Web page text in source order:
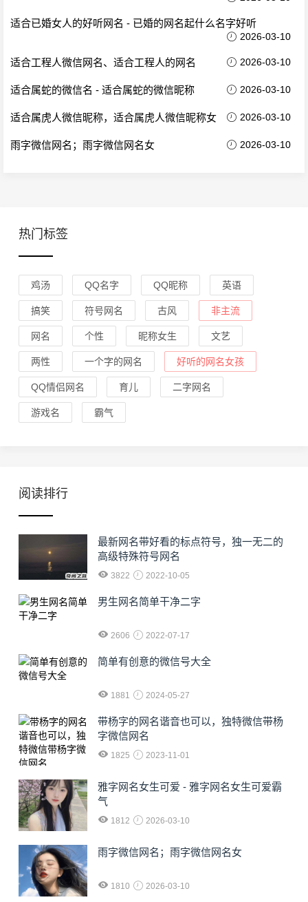
适合已婚女人的好听网名 - 已婚的网名起什么名字好听
2026-03-10
适合工程人微信网名、适合工程人的网名 2026-03-10
适合属蛇的微信名 - 适合属蛇的微信昵称 2026-03-10
适合属虎人微信昵称，适合属虎人微信昵称女 2026-03-10
雨字微信网名；雨字微信网名女 2026-03-10
热门标签
鸡汤 QQ名字 QQ昵称 英语
搞笑 符号网名 古风 非主流
网名 个性 昵称女生 文艺
两性 一个字的网名 好听的网名女孩
QQ情侣网名 育儿 二字网名
游戏名 霸气
阅读排行
最新网名带好看的标点符号，独一无二的
高级特殊符号网名
3822 2022-10-05
男生网名简单干净二字
2606 2022-07-17
简单有创意的微信号大全
1881 2024-05-27
​带杨字的网名谐音也可以，独特微信带杨
字微信网名
1825 2023-11-01
雅字网名女生可爱 - 雅字网名女生可爱霸
气
1812 2026-03-10
雨字微信网名；雨字微信网名女
1810 2026-03-10